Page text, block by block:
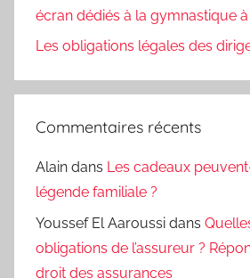
écran dédiés à la gymnastique
Les obligations légales des
Commentaires récents
Alain dans Les cadeaux
légende familiale ?
Youssef El Aaroussi dans
obligations de l’assureur ?
droit des assurances